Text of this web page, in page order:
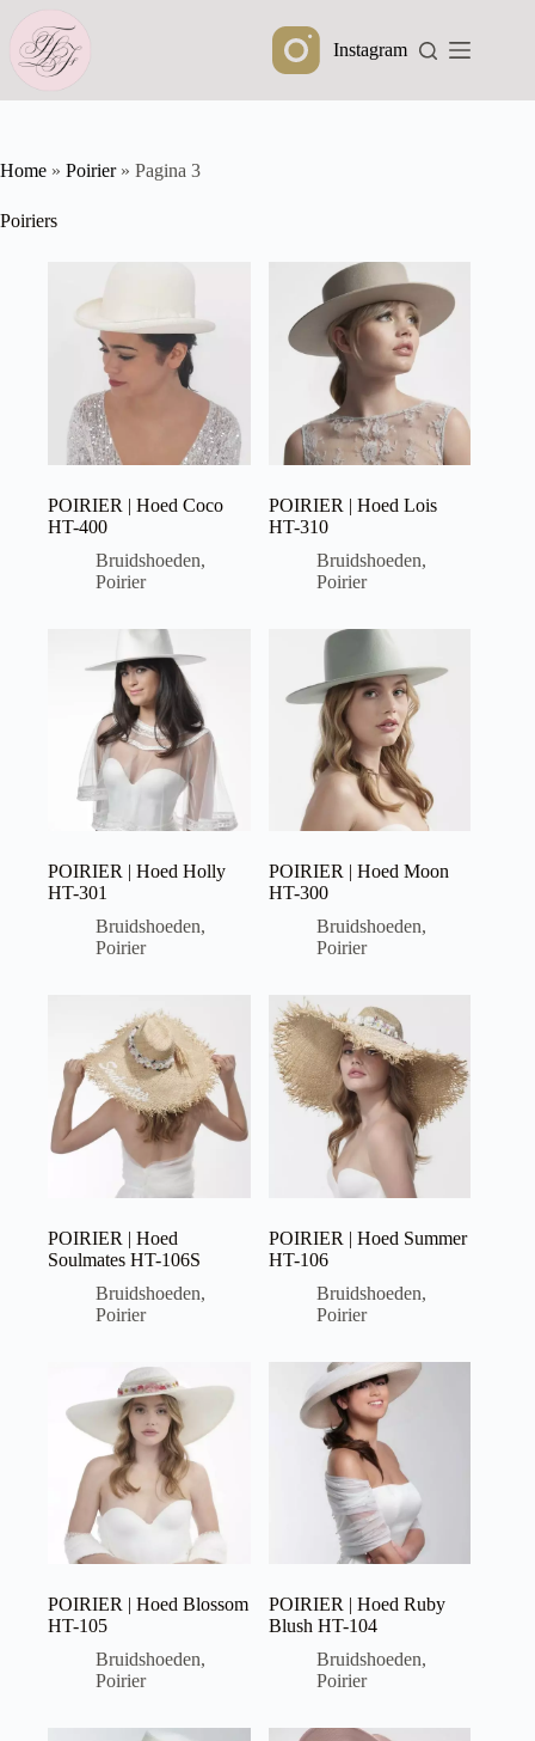
naar
inhoud
Instagram
Home » Poirier» Pagina 3
Poiriers
POIRIER | Hoed Coco
HT-400
Bruidshoeden,
Poirier
POIRIER | Hoed Lois
HT-310
Bruidshoeden,
Poirier
POIRIER | Hoed Holly
HT-301
Bruidshoeden,
Poirier
POIRIER | Hoed Moon
HT-300
Bruidshoeden,
Poirier
POIRIER | Hoed
Soulmates HT-106S
Bruidshoeden,
Poirier
POIRIER | Hoed Summer
HT-106
Bruidshoeden,
Poirier
POIRIER | Hoed Blossom
HT-105
Bruidshoeden,
Poirier
POIRIER | Hoed Ruby
Blush HT-104
Bruidshoeden,
Poirier